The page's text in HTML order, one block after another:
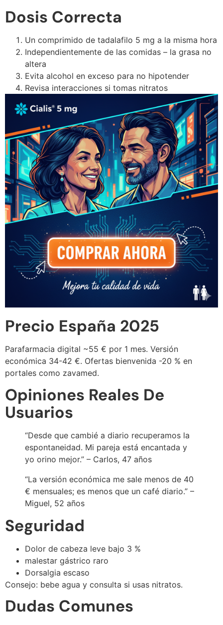
Dosis Correcta
Un comprimido de tadalafilo 5 mg a la misma hora
Independientemente de las comidas – la grasa no
altera
Evita alcohol en exceso para no hipotender
Revisa interacciones si tomas nitratos
Precio España 2025
Parafarmacia digital ~55 € por 1 mes. Versión
económica 34-42 €. Ofertas bienvenida -20 % en
portales como zavamed.
Opiniones Reales De
Usuarios
“Desde que cambié a diario recuperamos la
espontaneidad. Mi pareja está encantada y
yo orino mejor.” – Carlos, 47 años
“La versión económica me sale menos de 40
€ mensuales; es menos que un café diario.” –
Miguel, 52 años
Seguridad
Dolor de cabeza leve bajo 3 %
malestar gástrico raro
Dorsalgia escaso
Consejo: bebe agua y consulta si usas nitratos.
Dudas Comunes